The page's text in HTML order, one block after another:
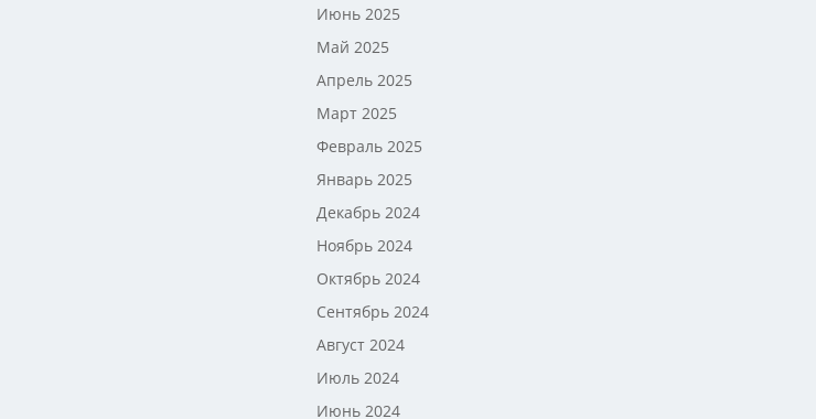
Июнь 2025
Май 2025
Апрель 2025
Март 2025
Февраль 2025
Январь 2025
Декабрь 2024
Ноябрь 2024
Октябрь 2024
Сентябрь 2024
Август 2024
Июль 2024
Июнь 2024